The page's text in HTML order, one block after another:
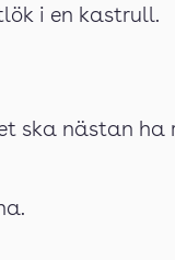
i en kastrull.
ska nästan